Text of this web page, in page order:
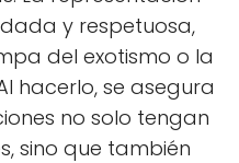
y respetuosa,
del exotismo o la
hacerlo, se asegura
no solo tengan
sino que también